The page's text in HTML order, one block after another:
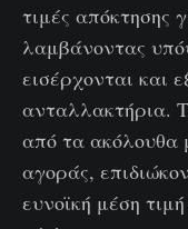
τιμές απόκτησης
λαμβάνοντας
εισέρχονται και
ανταλλακτήρια.
από τα ακόλουθα
αγοράς,
ευνοϊκή μέση